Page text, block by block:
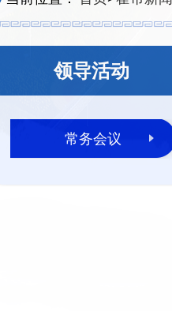
领导活动
常务会议